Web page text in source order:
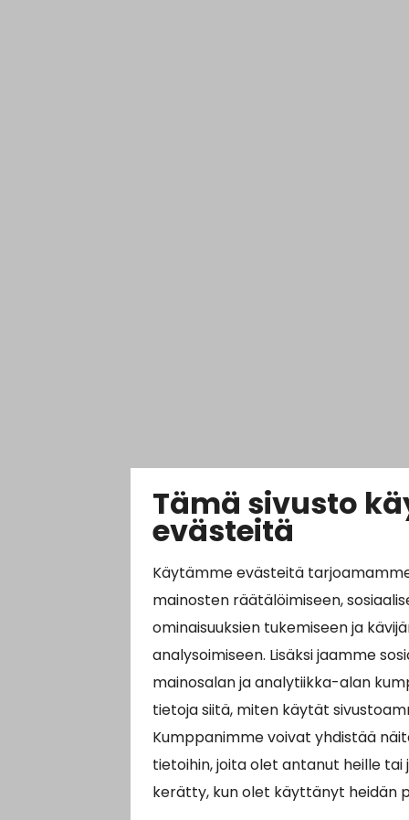
Tämä sivusto
evästeitä
Käytämme evästeitä
mainosten räätälöimiseen,
ominaisuuksien tukemiseen ja
analysoimiseen. Lisäksi jaamme
mainosalan ja analytiikka-alan
tietoja siitä, miten käytät
Kumppanimme voivat yhdistää
tietoihin, joita olet antanut heille tai
kerätty, kun olet käyttänyt heidän